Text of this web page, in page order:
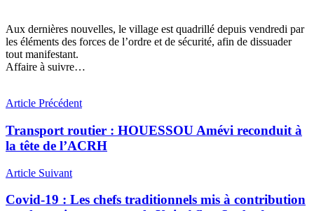
Aux dernières nouvelles, le village est quadrillé depuis vendredi par
les éléments des forces de l’ordre et de sécurité, afin de dissuader
tout manifestant.
Affaire à suivre…
Article Précédent
Transport routier : HOUESSOU Amévi reconduit à
la tête de l’ACRH
Article Suivant
Covid-19 : Les chefs traditionnels mis à contribution